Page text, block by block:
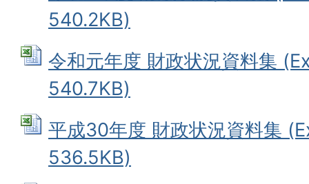
540.2KB)
令和元年度 財政状況資料集
540.7KB)
平成30年度 財政状況資料集
536.5KB)